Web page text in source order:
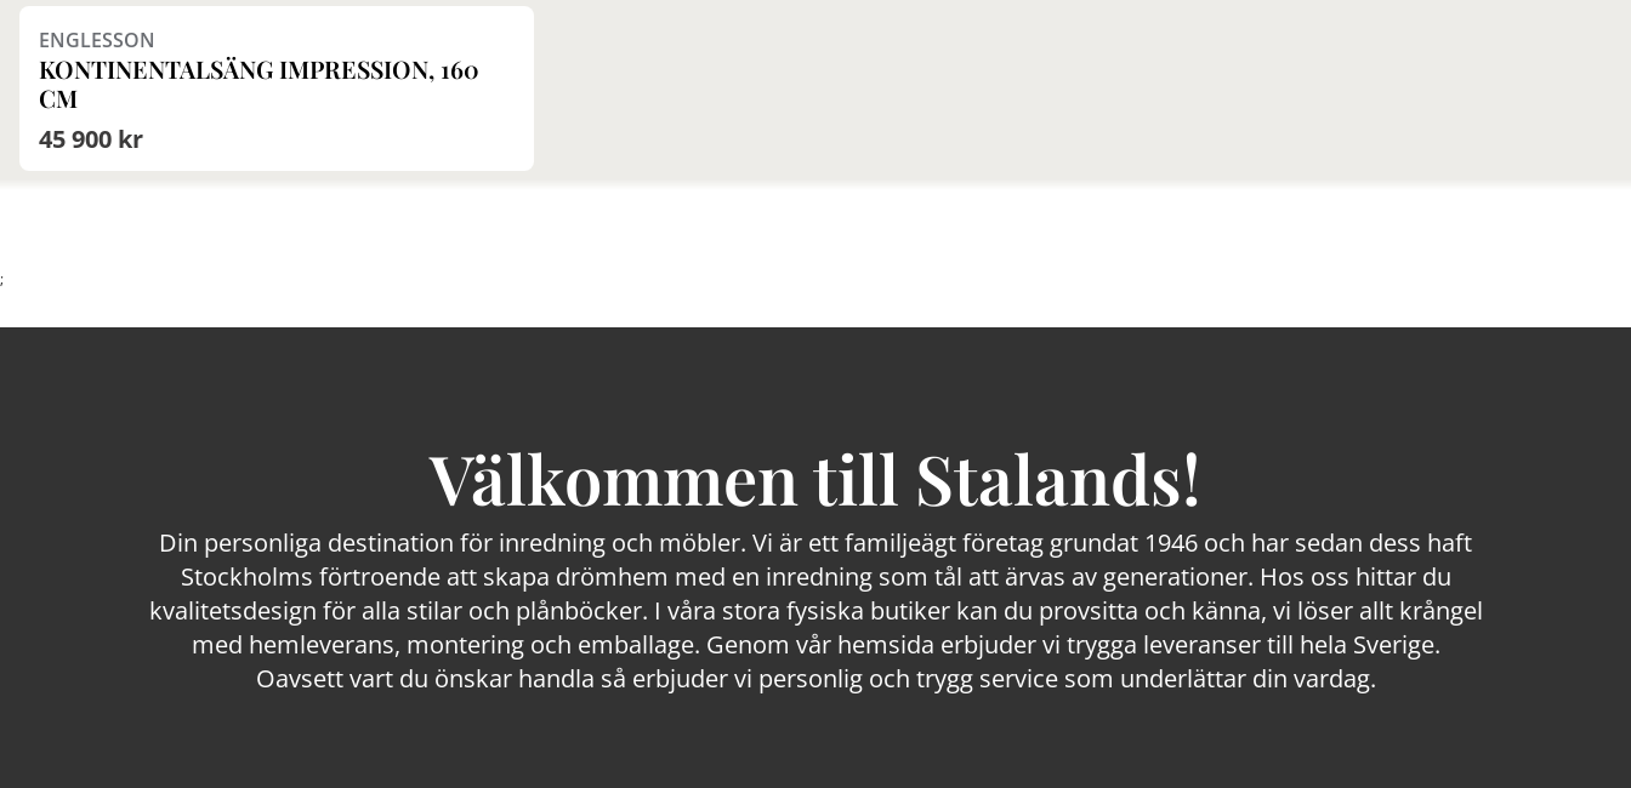
ENGLESSON
KONTINENTALSÄNG IMPRESSION, 160
CM
45 900 kr
;
Välkommen till Stalands!
Din personliga destination för inredning och möbler. Vi är ett familjeägt företag grundat 1946 och har sedan dess haft
Stockholms förtroende att skapa drömhem med en inredning som tål att ärvas av generationer. Hos oss hittar du
kvalitetsdesign för alla stilar och plånböcker. I våra stora fysiska butiker kan du provsitta och känna, vi löser allt krångel
med hemleverans, montering och emballage. Genom vår hemsida erbjuder vi trygga leveranser till hela Sverige.
Oavsett vart du önskar handla så erbjuder vi personlig och trygg service som underlättar din vardag.